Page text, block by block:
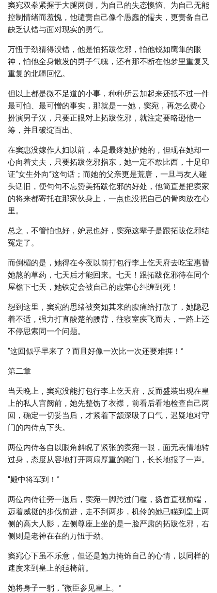
窦宛双拳紧握于大腿两侧，为自己的失态懊恼、为自己无能
控制情绪而羞愧，他谴责自己像个愚蠢的懦夫，更责备自己
缺乏认错与面对现实的勇气。
万忸于劲猜得没错，他是怕拓跋仡邪，怕他锐如鹰隼的眼
神，怕他全身散发的男子气魄，还有那不断在他梦里重复又
重复的北疆回忆。
但以上都是微不足道的小事，种种所云加起来还抵不过一件
最可怕、最可憎的事实，那就是——她，窦宛，再怎么费心
扮演男子汉，只要正眼对上拓跋仡邪，就注定要略逊他一
筹，并且破绽百出。
在窦惠没嫁作人妇以前，本是最疼她护她的，但现在她却一
心向着丈夫，只要拓跋仡邪指东，她一定不敢比西，十足印
证“女生外向”这句话；而她的父亲更是荒唐，一旦与友人碰
头话旧，便句句不忘赞美拓跋仡邪的好处，他简直是把窦家
的将来都寄托在那家伙身上，一点也没把自己的骨肉放在心
里。
总之，不管怕也好，妒忌也好，窦宛这辈子是跟拓跋仡邪结
冤定了。
而倒楣的是，她得在今夜以前打包行李上仡天府去吃宝惠替
她熬的草药，七天后才能回来。七天！跟拓跋仡邪待在同个
屋檐下七天，她铁定会被自己的虚荣心纠缠到死！
想到这里，窦宛的思绪被突如其来的腹痛给打散了，她隐忍
着不适，强力打直酸楚的腰背，往寝室疾飞而去，一路上还
不停思索同一个问题。
“这回似乎早来了？而且好像一次比一次还要难捱！”
第二章
当天晚上，窦宛没能打包行李上仡天府，反而盛装出现在皇
上的私人宫阙前，她先整饬了衣襟，前看后看地检查自己两
回，确定一切妥当后，才紧着下颔深吸了口气，迟疑地对守
门的内侍点下头。
两位内侍各自以眼角斜睨了紧张的窦宛一眼，面无表情地转
过身，态度从容地打开两扇厚重的雕门，长长地报了一声。
“殿中将军到！”
两位内侍往旁一退后，窦宛一脚跨过门槛，扬首直视前端，
迈着威挺的步伐前进，走不到两步，机伶的她已瞄到皇上两
侧的高大人影，左侧尊座上坐的是一脸严肃的拓跋仡邪，右
侧则是老神在在的万忸于劲。
窦宛心下虽不乐意，但还是勉力掩饰自己的心情，以同样的
速度来到皇上的毡椅前。
她将身子一躬，“微臣参见皇上。”